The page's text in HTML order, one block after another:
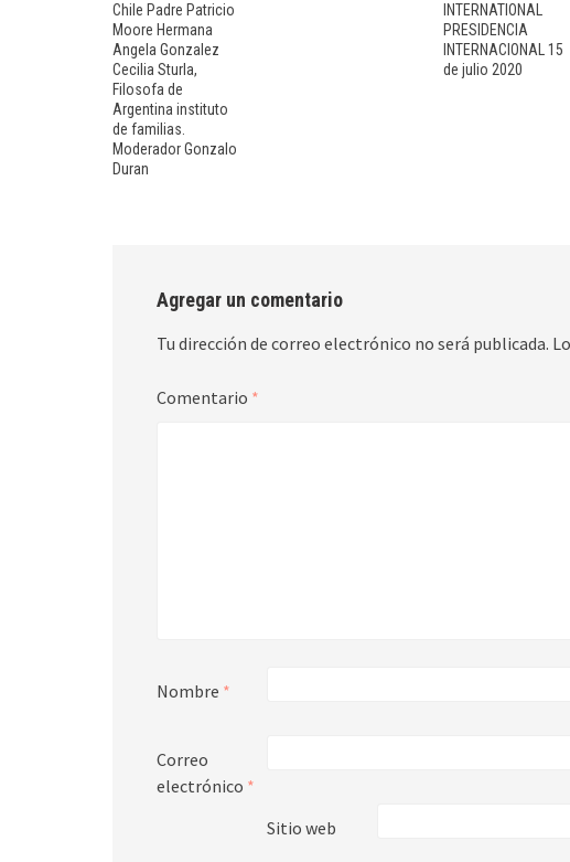
Chile Padre Patricio
Moore Hermana
Angela Gonzalez
Cecilia Sturla,
Filosofa de
Argentina instituto
de familias.
Moderador Gonzalo
Duran
INTERNATIONAL
PRESIDENCIA
INTERNACIONAL 15
de julio 2020
Agregar un comentario
Tu dirección de correo electrónico no será publicada.
Comentario *
Nombre *
Correo
electrónico *
Sitio web